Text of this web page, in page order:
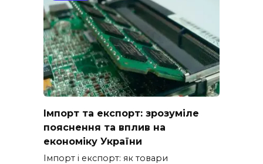
Імпорт та експорт: зрозуміле
пояснення та вплив на
економіку України
Імпорт і експорт: як товари